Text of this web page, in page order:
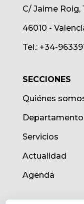
C/ Jaime Roig,
46010 -
Tel.: +34-
SECCIONES
Quiénes
Servicios
Actualidad
Agenda